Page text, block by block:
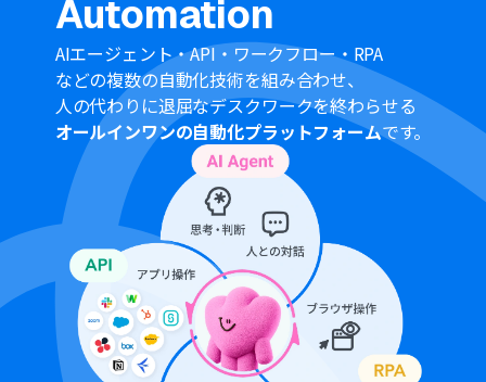
アプリの仕様によっては300MB未満になる可能性がある
ので、ご注意ください。
トリガー、各オペレーションでの取り扱い可能なファイ
ル容量の詳細は下記を参照ください。
https://intercom.help/yoom/ja/articles/9413924
ブラウザを操作するオペレーションはサクセスプランで
のみご利用いただける機能となっております。フリープラ
ン・ミニプラン・チームプランの場合は設定しているフロ
ーボットのオペレーションはエラーとなりますので、ご注
意ください。
サクセスプランなどの有料プランは、2週間の無料トライ
アルを行うことが可能です。無料トライアル中には制限対
象のアプリやブラウザを操作するオペレーションを使用
することができます。
ブラウザを操作するオペレーションの設定方法は下記を
ご参照ください。
https://intercom.help/yoom/ja/articles/9099691
Automation
AIエージェント・API・ワークフロー・RPA
などの複数の自動化技術を組み合わせ、
人の代わりに退屈なデスクワークを終わらせる
オールインワンの自動化プラットフォームです。